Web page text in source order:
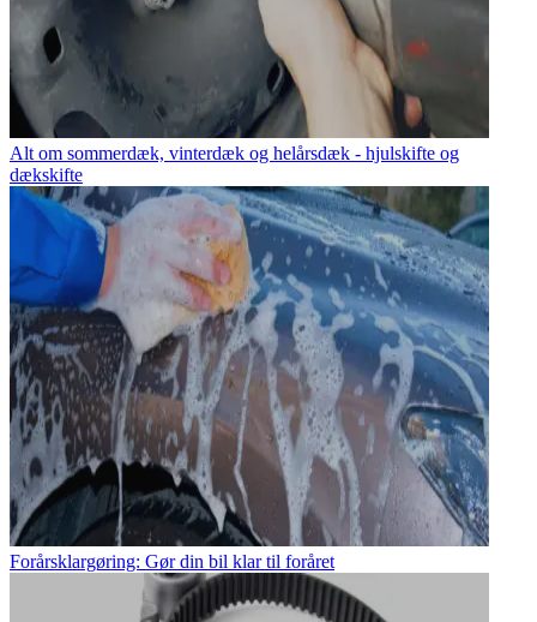
Alt om sommerdæk, vinterdæk og helårsdæk - hjulskifte og
dækskifte
Forårsklargøring: Gør din bil klar til foråret